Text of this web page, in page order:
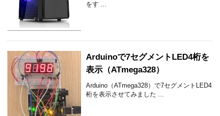
をす ...
Arduinoで7セグメントLED4桁を
表示（ATmega328）
Arduino（ATmega328）で7セグメントLED4
桁を表示させてみました ...